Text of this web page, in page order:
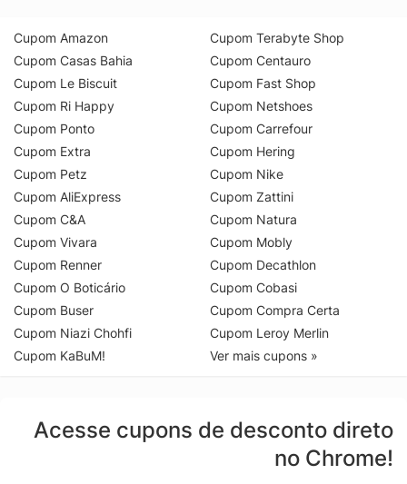
Cupom Amazon
Cupom Casas Bahia
Cupom Le Biscuit
Cupom Ri Happy
Cupom Ponto
Cupom Extra
Cupom Petz
Cupom AliExpress
Cupom C&A
Cupom Vivara
Cupom Renner
Cupom O Boticário
Cupom Buser
Cupom Niazi Chohfi
Cupom KaBuM!
Cupom Terabyte Shop
Cupom Centauro
Cupom Fast Shop
Cupom Netshoes
Cupom Carrefour
Cupom Hering
Cupom Nike
Cupom Zattini
Cupom Natura
Cupom Mobly
Cupom Decathlon
Cupom Cobasi
Cupom Compra Certa
Cupom Leroy Merlin
Ver mais cupons »
Acesse cupons de desconto direto
no Chrome!